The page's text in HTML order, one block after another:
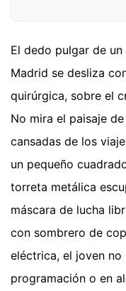
El dedo pulgar de
Madrid se desliza
quirúrgica, sobre el
No mira el paisaje
cansadas de los
un pequeño
torreta metálica
máscara de lucha
con sombrero de
eléctrica, el joven
programación o en